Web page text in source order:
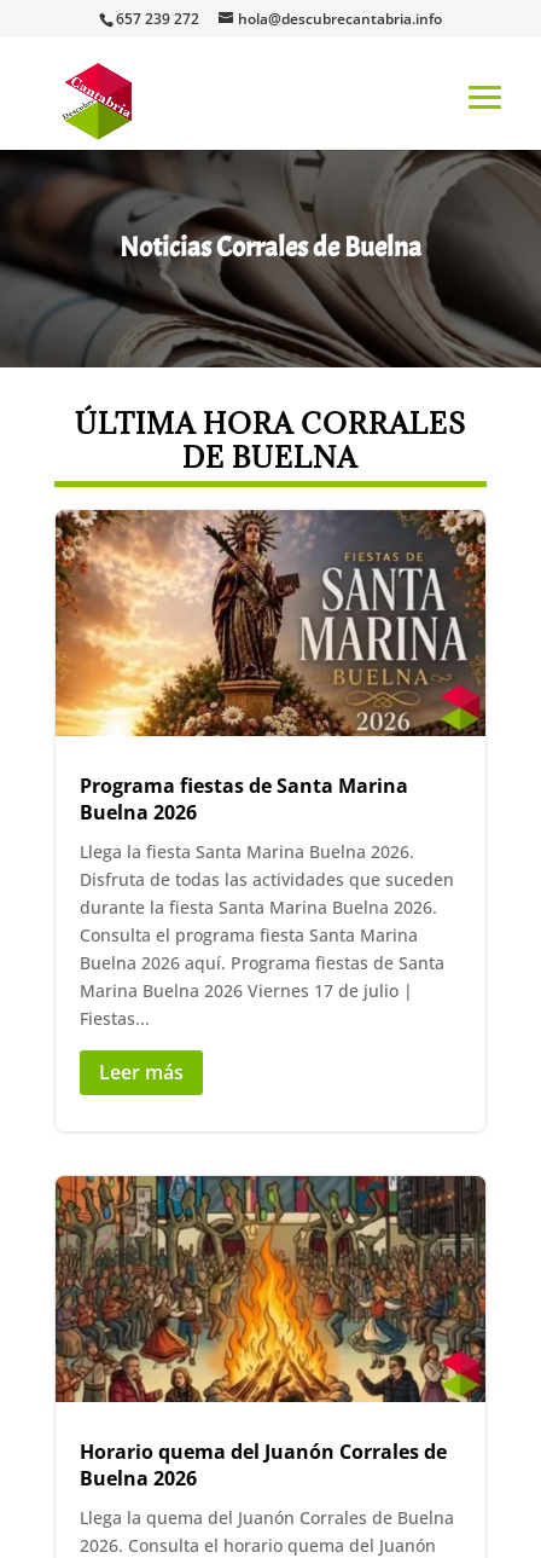
657 239 272 hola@descubrecantabria.info
Noticias Corrales de Buelna
ÚLTIMA HORA CORRALES
DE BUELNA
Programa fiestas de Santa Marina
Buelna 2026
Llega la fiesta Santa Marina Buelna 2026.
Disfruta de todas las actividades que suceden
durante la fiesta Santa Marina Buelna 2026.
Consulta el programa fiesta Santa Marina
Buelna 2026 aquí. Programa fiestas de Santa
Marina Buelna 2026 Viernes 17 de julio |
Fiestas...
Leer más
Horario quema del Juanón Corrales de
Buelna 2026
Llega la quema del Juanón Corrales de Buelna
2026. Consulta el horario quema del Juanón